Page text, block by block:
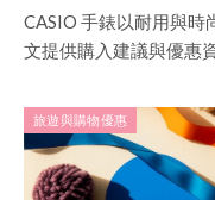
CASIO 手錶以耐用與時
文提供購入建議與優惠
旅遊與購物優惠